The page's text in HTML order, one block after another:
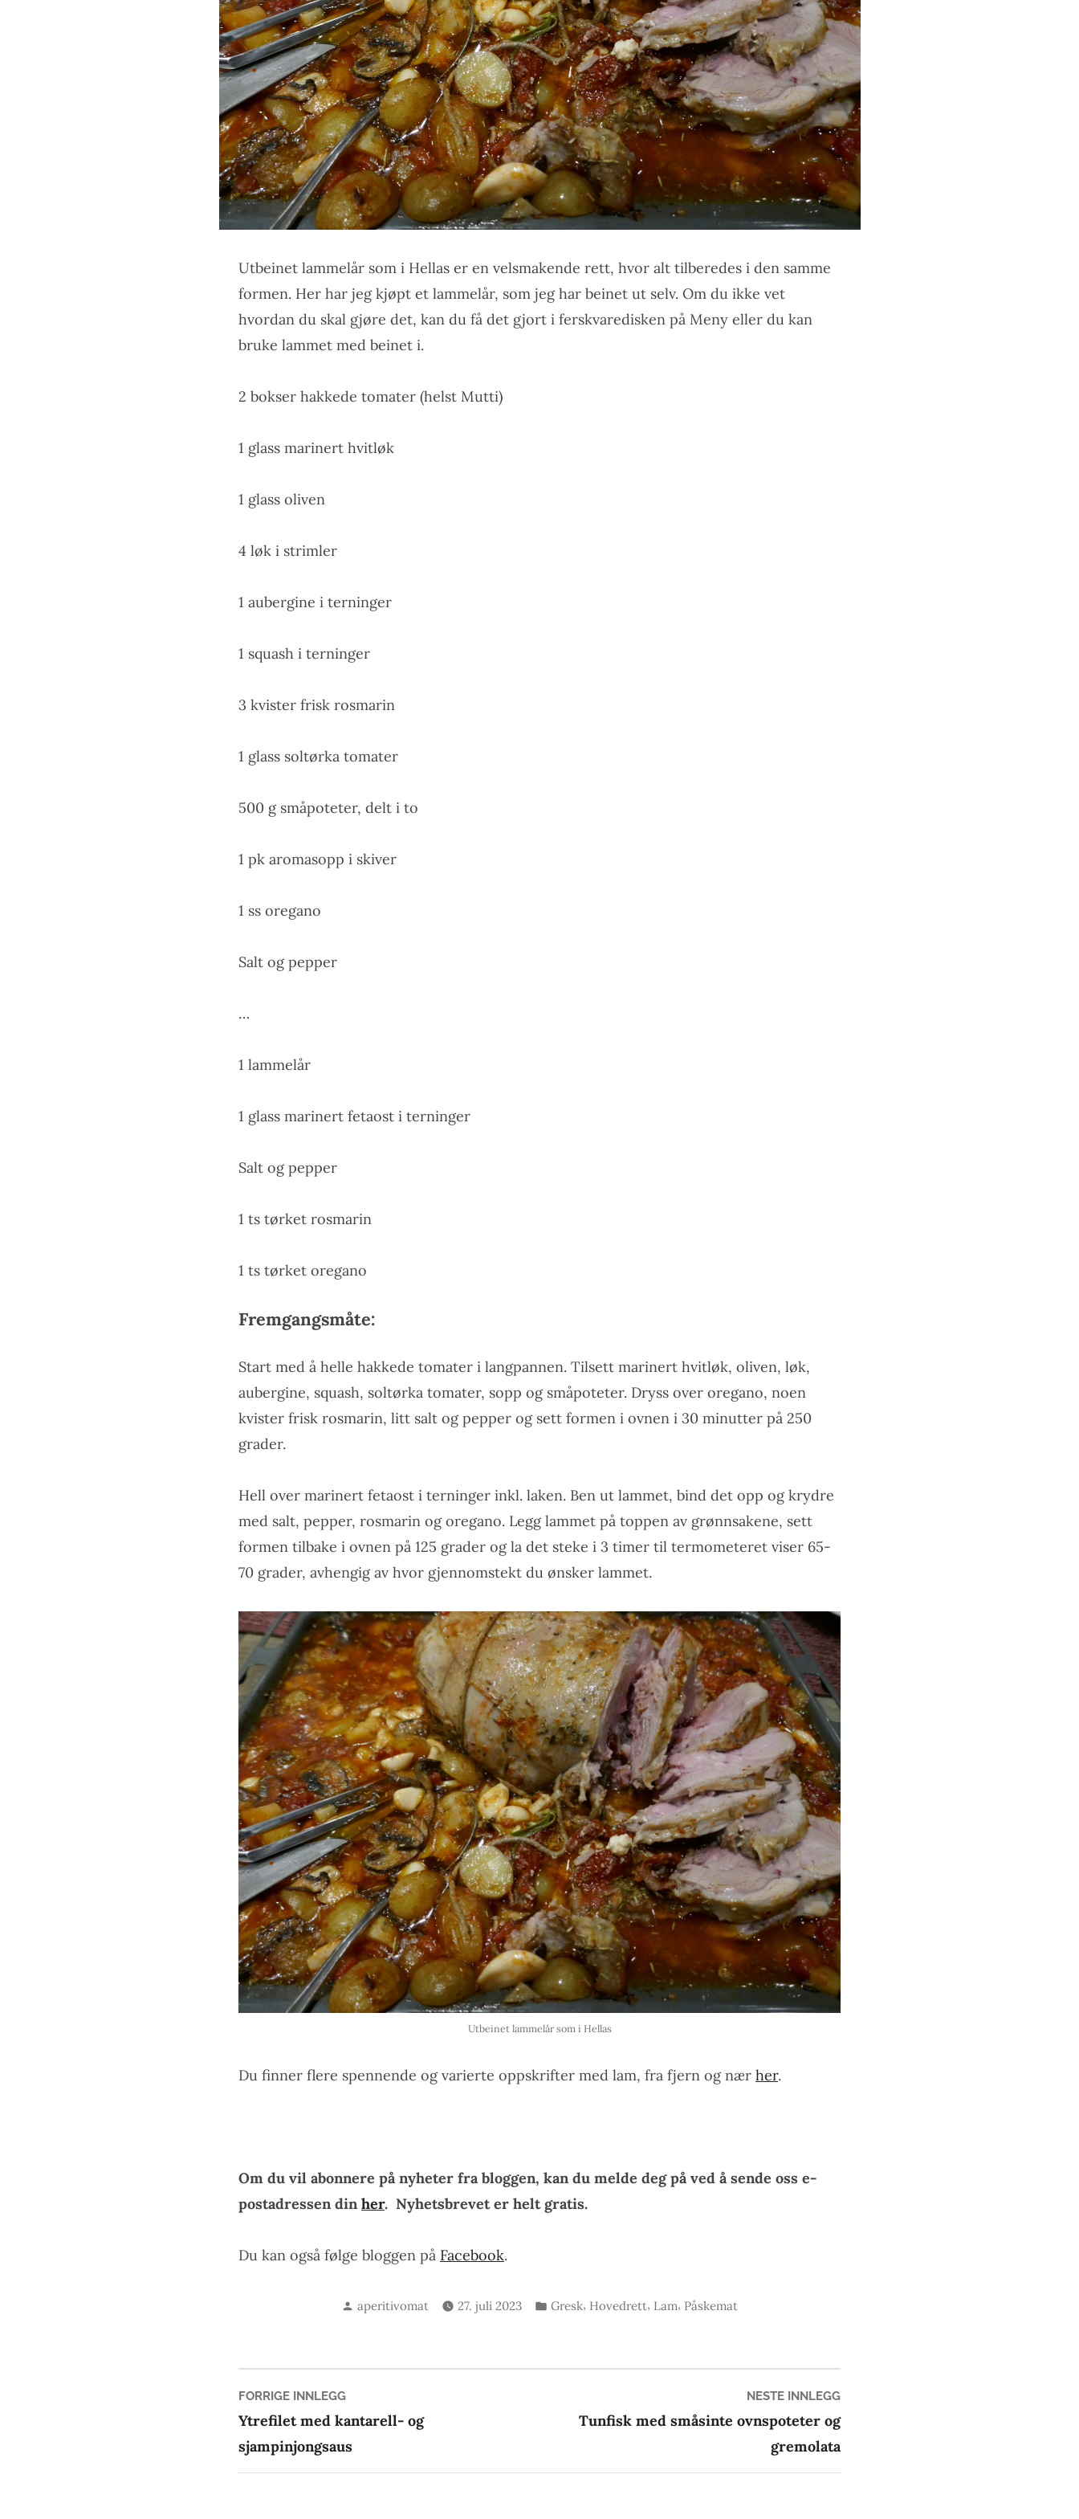
Utbeinet lammelår som i Hellas er en velsmakende rett, hvor alt tilberedes i den samme
formen. Her har jeg kjøpt et lammelår, som jeg har beinet ut selv. Om du ikke vet
hvordan du skal gjøre det, kan du få det gjort i ferskvaredisken på Meny eller du kan
bruke lammet med beinet i.
2 bokser hakkede tomater (helst Mutti)
1 glass marinert hvitløk
1 glass oliven
4 løk i strimler
1 aubergine i terninger
1 squash i terninger
3 kvister frisk rosmarin
1 glass soltørka tomater
500 g småpoteter, delt i to
1 pk aromasopp i skiver
1 ss oregano
Salt og pepper
…
1 lammelår
1 glass marinert fetaost i terninger
Salt og pepper
1 ts tørket rosmarin
1 ts tørket oregano
Fremgangsmåte:
Start med å helle hakkede tomater i langpannen. Tilsett marinert hvitløk, oliven, løk,
aubergine, squash, soltørka tomater, sopp og småpoteter. Dryss over oregano, noen
kvister frisk rosmarin, litt salt og pepper og sett formen i ovnen i 30 minutter på 250
grader.
Hell over marinert fetaost i terninger inkl. laken. Ben ut lammet, bind det opp og krydre
med salt, pepper, rosmarin og oregano. Legg lammet på toppen av grønnsakene, sett
formen tilbake i ovnen på 125 grader og la det steke i 3 timer til termometeret viser 65-
70 grader, avhengig av hvor gjennomstekt du ønsker lammet.
Utbeinet lammelår som i Hellas
Du finner flere spennende og varierte oppskrifter med lam, fra fjern og nær her.
Om du vil abonnere på nyheter fra bloggen, kan du melde deg på ved å sende oss e-
postadressen din her. Nyhetsbrevet er helt gratis.
Du kan også følge bloggen på Facebook.
Skrevet
aperitivomat 27. juli 2023
Publisert
Gresk, Hovedrett, Lam, Påskemat
Innleggsnavigasjon
FORRIGE INNLEGGForrige
innlegg:
Ytrefilet med kantarell- og
sjampinjongsaus
NESTE INNLEGGNeste
innlegg:
Tunfisk med småsinte ovnspoteter og
gremolata